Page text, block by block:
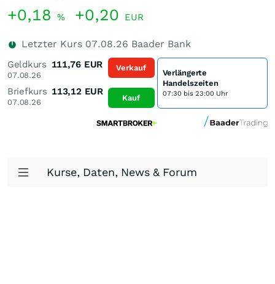
+0,18 % +0,20 EUR
Letzter Kurs 07.08.26 Baader Bank
Geldkurs
07.08.26
111,76 EUR
Briefkurs
07.08.26
113,12 EUR
Verkauf
Kauf
Verlängerte
Handelszeiten
07:30 bis 23:00 Uhr
Kurse, Daten, News & Forum